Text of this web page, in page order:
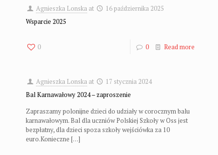
Agnieszka Lonska at
16 października 2025
Wsparcie 2025
0 0 Read more
Agnieszka Lonska at
17 stycznia 2024
Bal Karnawałowy 2024 – zaproszenie
Zapraszamy polonijne dzieci do udziały w corocznym balu
karnawałowym. Bal dla uczniów Polskiej Szkoły w Oss jest
bezpłatny, dla dzieci spoza szkoły wejściówka za 10
euro.Konieczne […]